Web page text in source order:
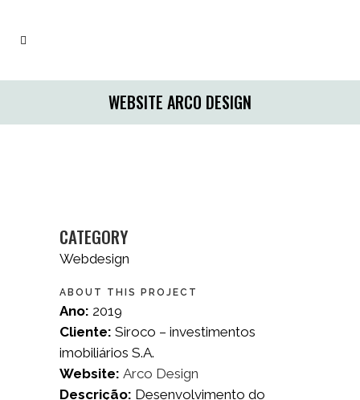
WEBSITE ARCO DESIGN
CATEGORY
Webdesign
ABOUT THIS PROJECT
Ano: 2019
Cliente: Siroco – investimentos
imobiliários S.A.
Website: Arco Design
Descrição: Desenvolvimento do